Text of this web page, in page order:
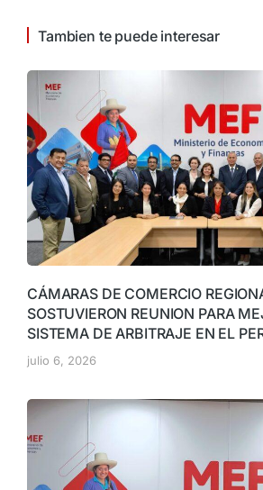
Tambien te puede interesar
CÁMARAS DE COMERCIO
SOSTUVIERON REUNION PARA
SISTEMA DE ARBITRAJE EN EL
julio 6, 2026